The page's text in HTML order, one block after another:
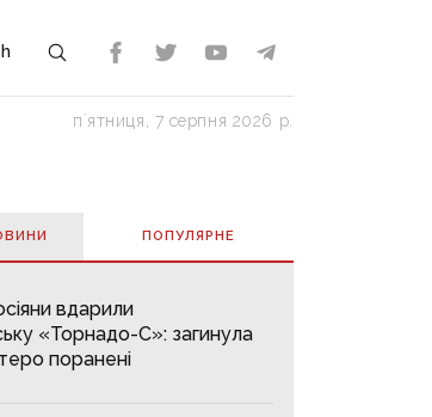
пʼятниця, 7 серпня 2026 р.
ПОПУЛЯРНE
вдарили
«Торнадо-С»: загинула
поранені